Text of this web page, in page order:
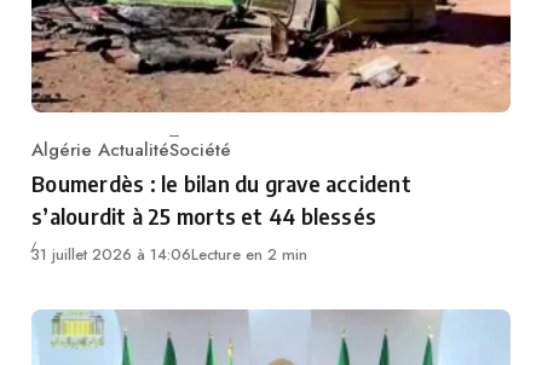
Category
Algérie ActualitéSociété
Boumerdès : le bilan du grave accident
s’alourdit à 25 morts et 44 blessés
31 juillet 2026 à 14:06Lecture en 2 min